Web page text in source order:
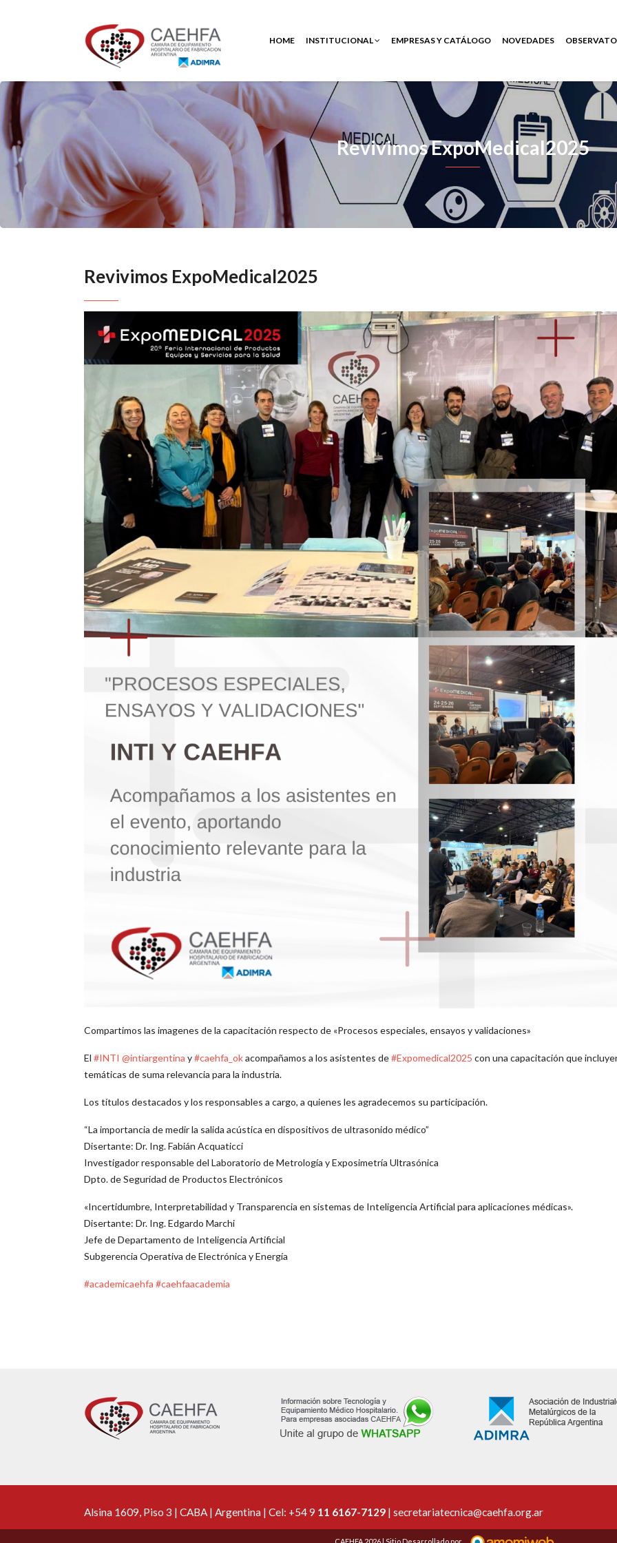
HOME INSTITUCIONAL EMPRESAS Y CATÁLOGO NOVEDADES
Revivimos ExpoMedical2025
Revivimos ExpoMedical2025
Compartimos las imagenes de la capacitación respecto de «Procesos especiales, ensayos y validaciones»
El #INTI @intiargentina y#caehfa_okacompañamos a los asistentes de#Expomedical2025 con una capacitación que
temáticas de suma relevancia para la industria.
Los títulos destacados y los responsables a cargo, a quienes les agradecemos su participación.
“La importancia de medir la salida acústica en dispositivos de ultrasonido médico”
Disertante: Dr. Ing. Fabián Acquaticci
Investigador responsable del Laboratorio de Metrología y Exposimetría Ultrasónica
Dpto. de Seguridad de Productos Electrónicos
«Incertidumbre, Interpretabilidad y Transparencia en sistemas de Inteligencia Artificial para aplicaciones médicas».
Disertante: Dr. Ing. Edgardo Marchi
Jefe de Departamento de Inteligencia Artificial
Subgerencia Operativa de Electrónica y Energía
#academicaehfa #caehfaacademia
Alsina 1609, Piso 3 | CABA | Argentina | Cel: +54 9 11 6167-7129 | secretariatecnica@caehfa.org.ar
CAEHFA 2026 | Sitio Desarrollado por